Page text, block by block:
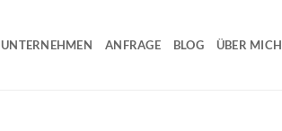
ANFRAGE BLOG ÜBER MICH